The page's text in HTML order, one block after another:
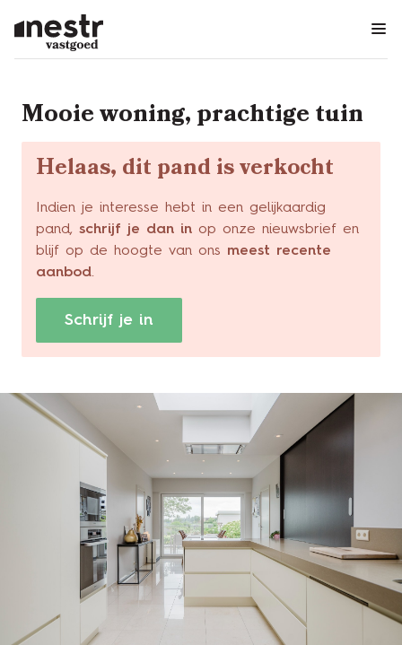
Mooie woning, prachtige tuin
Helaas, dit pand is verkocht
Indien je interesse hebt in een gelijkaardig
pand, schrijf je dan in op onze nieuwsbrief en
blijf op de hoogte van ons meest recente
aanbod.
Schrijf je in